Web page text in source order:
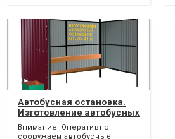
Автобусная остановка.
Изготовление автобусных
остановок
Внимание! Оперативно
сооружаем автобусные